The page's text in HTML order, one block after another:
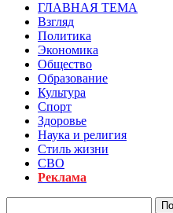
ГЛАВНАЯ ТЕМА
Взгляд
Политика
Экономика
Общество
Образование
Культура
Спорт
Здоровье
Наука и религия
Стиль жизни
СВО
Реклама